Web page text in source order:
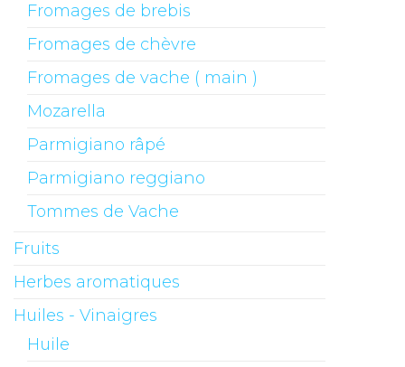
Fromages de brebis
Fromages de chèvre
Fromages de vache ( main )
Mozarella
Parmigiano râpé
Parmigiano reggiano
Tommes de Vache
Fruits
Herbes aromatiques
Huiles - Vinaigres
Huile